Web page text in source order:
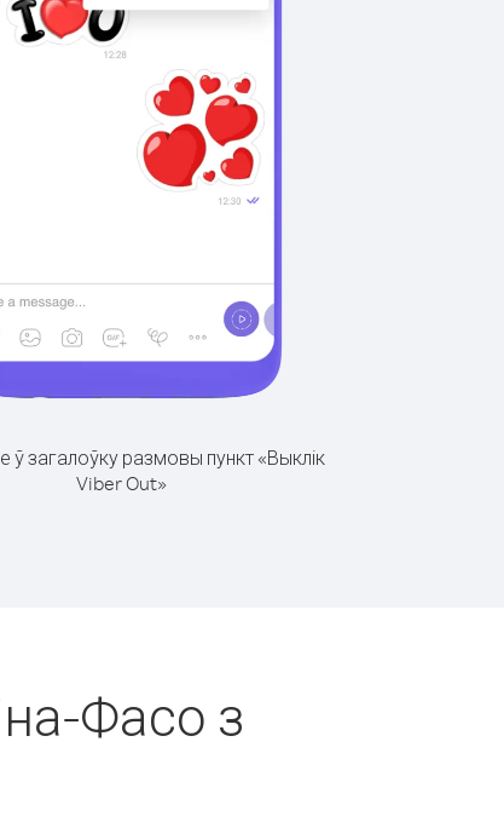
загалоўку размовы пункт «Выклік
Viber Out»
Фасо з